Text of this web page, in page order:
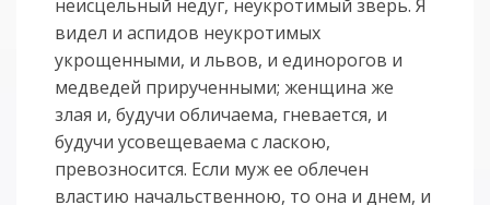
неисцельный недуг, неукротимый зверь. Я
видел и аспидов неукротимых
укрощенными, и львов, и единорогов и
медведей прирученными; женщина же
злая и, будучи обличаема, гневается, и
будучи усовещеваема с ласкою,
превозносится. Если муж ее облечен
властию начальственною, то она и днем, и